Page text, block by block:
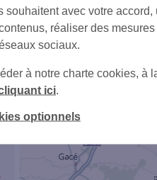
souhaitent avec votre
réaliser des
sociaux.
à notre charte cookies, à
ici
optionnels